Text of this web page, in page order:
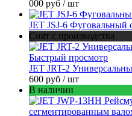
000 руб / шт
JET JSJ-6 Фуговальный
Снят с производства
Быстрый просмотр
JET JRT-2
600 руб / шт
В наличии